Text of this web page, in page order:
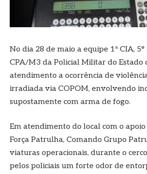
No dia 28 de maio a equipe 1ª CIA,
CPA/M3 da Policial Militar do Estado
atendimento a ocorrência de
irradiada via COPOM, envolvendo
supostamente com arma de fogo.
Em atendimento do local com o
Força Patrulha, Comando Grupo
viaturas operacionais, durante o
pelos policiais um forte odor de